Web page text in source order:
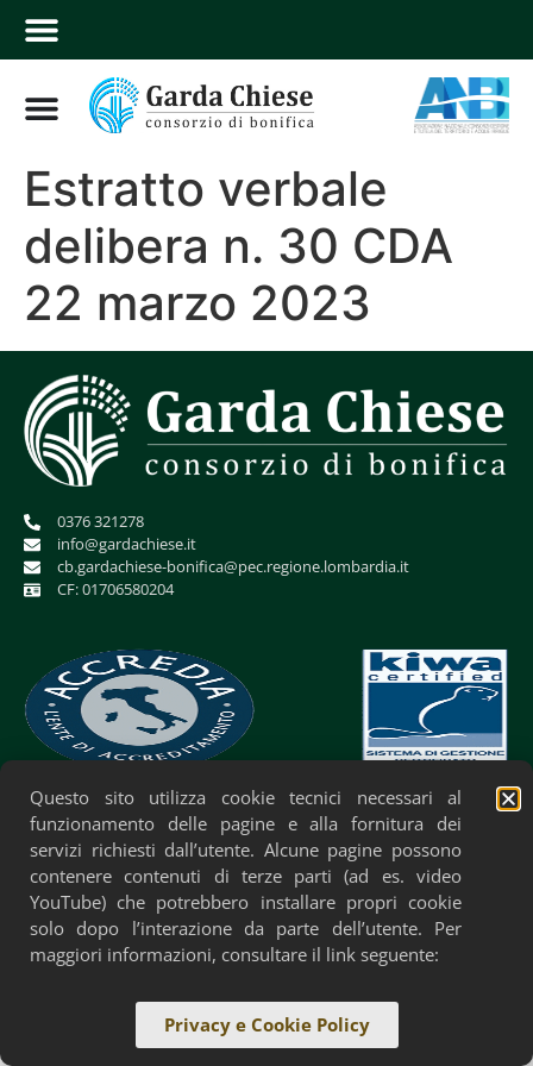
Estratto verbale
delibera n. 30 CDA
22 marzo 2023
0376 321278
info@gardachiese.it
cb.gardachiese-bonifica@pec.regione.lombardia.it
CF: 01706580204
Privacy Policy Cookie Policy Accessibilità
Questo sito utilizza cookie tecnici necessari al
funzionamento delle pagine e alla fornitura dei
servizi richiesti dall’utente. Alcune pagine possono
contenere contenuti di terze parti (ad es. video
YouTube) che potrebbero installare propri cookie
solo dopo l’interazione da parte dell’utente. Per
maggiori informazioni, consultare il link seguente:
Privacy e Cookie Policy